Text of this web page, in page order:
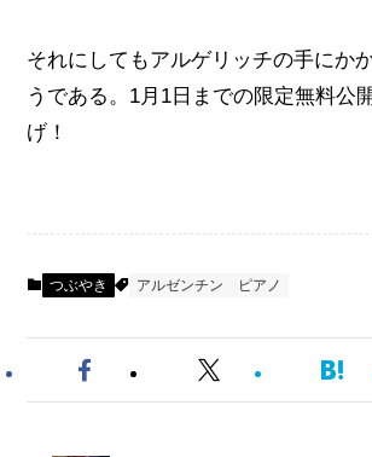
それにしてもアルゲリッチの手にか
うである。1月1日までの限定無料公
げ！
つぶやき アルゼンチン ピアノ